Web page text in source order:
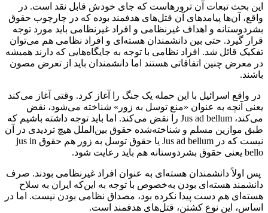
این بحث تبعات آن ترورهاست که جای خودش قابل نقد است. در
واقع، آن‌ها پیامدهای آن قتل‌های هدفمند بوده که در چارچوب حقوق
بشردوستانه و اهداف غیرنظامی و افراد غیرنظامی باید مورد توجه
قرار گیرد. حتی بین دانشمندان هسته‌ای و افراد نظامی هم می‌توان
تفکیک قائل شد. افراد نظامی با توجه به جایگاه‌هایی که دارند همیشه
در معرض چنین اتفاقاتی هستند اما دانشمندان باید از تعرض مصون
باشند.
در واقع اسرائیل با این حمله یک جنگ را آغاز کرد. وقتی آغاز می‌کند
یعنی آنچه به عنوان «منع توسل به زور» شناخته می‌شود، نقض
می‌کند، Jus ad bellum را نقض می‌کند. اما باید توجه داشته باشیم که
طبق موازین مسلم و شناخته‌شده حقوق بین‌الملل هیچ تردیدی در آن
نیست که در Jus ad bellum یا حقوق توسل به زور هم حقوق jus in
bello یعنی حقوق بشردوستانه هم باید رعایت شود.
پس اولاً دانشمندان هسته‌ای به عنوان افراد غیرنظامی بودند. صرف
دانشمند هسته‌ای بودن به‌خصوص با توجه به این‌که ایران به سلاح
هسته‌ای هم دست پیدا نکرده بود، مصداق نظامی بودن نیست. اما در
اساس، این نوع کشتن، قتل‌های هدفمند است.